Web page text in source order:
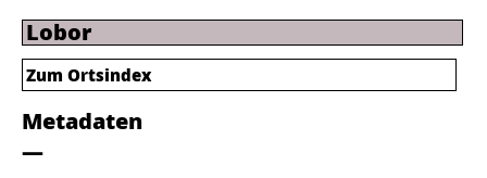
Lobor
Metadaten
Zum Ortsindex